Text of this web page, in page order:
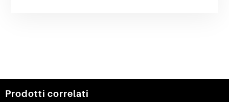
Prodotti correlati